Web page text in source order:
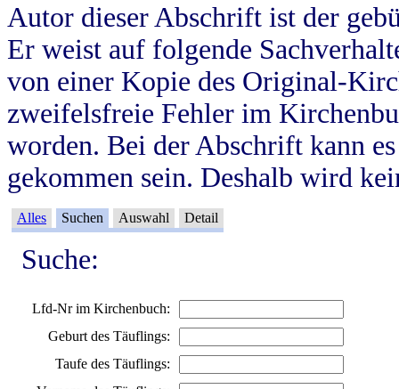
Autor dieser Abschrift ist der
Er weist auf folgende
von einer Kopie des Original-
zweifelsfreie Fehler im
worden. Bei der Abschrift kann
gekommen sein. Deshalb wird
Alles Suchen Auswahl Detail
Suche:
Lfd-Nr im Kirchenbuch:
Geburt des Täuflings:
Taufe des Täuflings: